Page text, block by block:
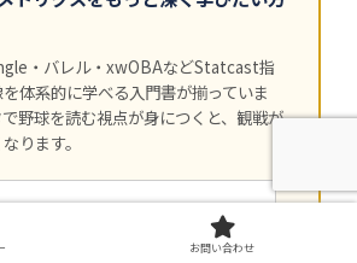
・バレル・xwOBAなどStatcast指
体系的に学べる入門書が揃っていま
野球を読む視点が身につくと、観戦が
ります。
お問い合わせ